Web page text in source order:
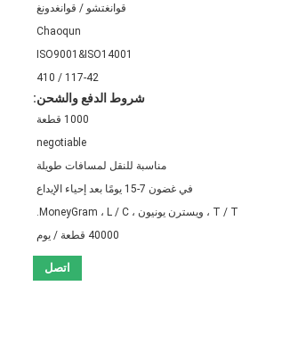
قوانغتشو / قوانغدونغ
Chaoqun
ISO9001&ISO14001
117-42 / 410
شروط الدفع والشحن:
1000 قطعة
negotiable
مناسبة للنقل لمسافات طويلة
في غضون 7-15 يومًا بعد إحياء الإيداع
T / T ، ويسترن يونيون ، MoneyGram ، L / C.
40000 قطعة / يوم
اتصل